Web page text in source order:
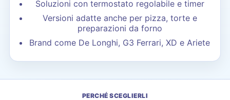
Soluzioni con termostato regolabile e timer
Versioni adatte anche per pizza, torte e
preparazioni da forno
Brand come De Longhi, G3 Ferrari, XD e Ariete
PERCHÉ SCEGLIERLI